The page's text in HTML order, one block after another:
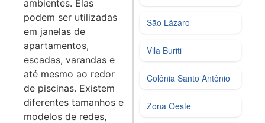
ambientes. Elas
podem ser utilizadas
em janelas de
apartamentos,
escadas, varandas e
até mesmo ao redor
de piscinas. Existem
diferentes tamanhos e
modelos de redes,
São Lázaro
Vila Buriti
Colônia Santo Antônio
Zona Oeste